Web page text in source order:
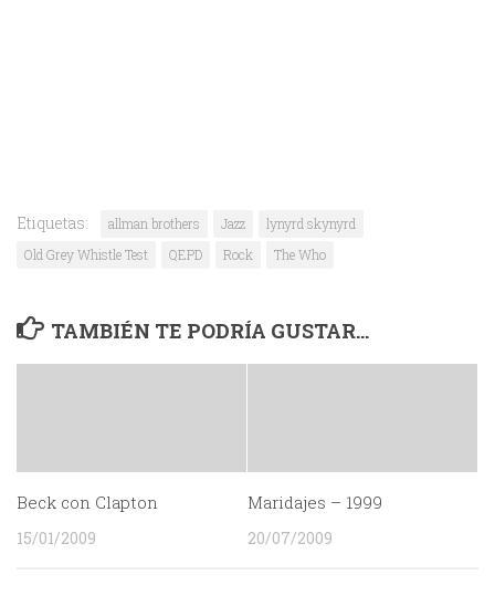
Etiquetas: allman brothers Jazz
lynyrd skynyrd
Old Grey Whistle Test
QEPD Rock The Who
TAMBIÉN TE PODRÍA GUSTAR...
Beck con Clapton
15/01/2009
Maridajes – 1999
20/07/2009